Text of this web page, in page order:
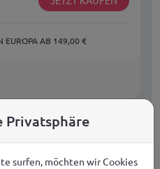
EUROPA AB 149,00 €
Privatsphäre
surfen, möchten wir Cookies